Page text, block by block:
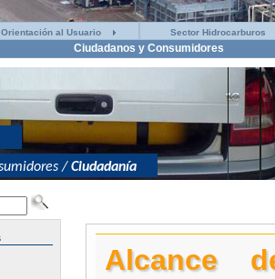
Orientación al Usuario Sector Hidrocarburos
Ciudadanos y Consumidores